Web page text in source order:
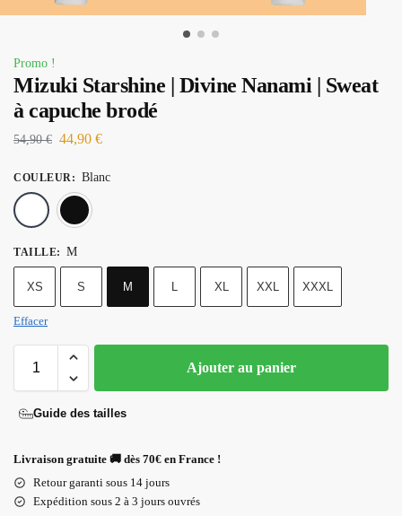
Promo !
Mizuki Starshine | Divine Nanami | Sweat
à capuche brodé
54,90€ 44,90 €
COULEUR : Blanc
TAILLE: M
XS S M L XL XXL XXXL
Effacer
Ajouter au panier
Guide des tailles
Livraison gratuite 🚚 dès 70€ en France !
Retour garanti sous 14 jours
Expédition sous 2 à 3 jours ouvrés